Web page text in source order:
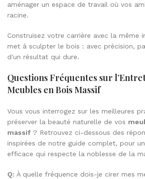
aménager un espace de travail où vos
racine.
Construisez votre carrière avec la même
met à sculpter le bois : avec précision,
d'un résultat qui dure.
Questions Fréquentes sur
Meubles en Bois Massif
Vous vous interrogez sur les meilleures
préserver la beauté naturelle de vos
massif ? Retrouvez ci-dessous des
inspirées de notre guide complet, pour
efficace qui respecte la noblesse de la
Q: À quelle fréquence dois-je cirer mes